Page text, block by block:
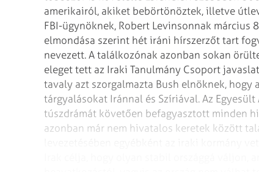
amerikairól, akiket bebörtönöztek, illetve
FBI-ügynöknek, Robert Levinsonnak március
elmondása szerint hét iráni hírszerzőt tart
nevezett. A találkozónak azonban sokan
eleget tett az Iraki Tanulmány Csoport
tavaly azt szorgalmazta Bush elnöknek, hogy
tárgyalásokat Iránnal és Szíriával. Az
túszdrámát követően befagyasztott minden
azonban már nem hivatalos keretek között